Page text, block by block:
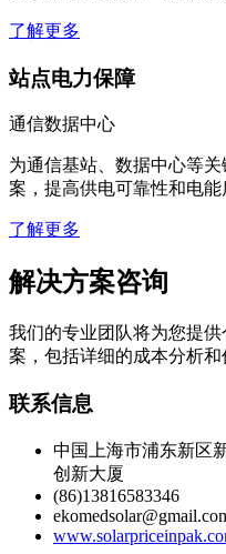
了解更多
站点电力保障
通信数据中心
为通信基站、数据中心等
案，提高供电可靠性和电能
了解更多
解决方案咨询
我们的专业团队将为您提
案，包括详细的成本分析和
联系信息
中国上海市浦东新区
创新大厦
(86)13816583346